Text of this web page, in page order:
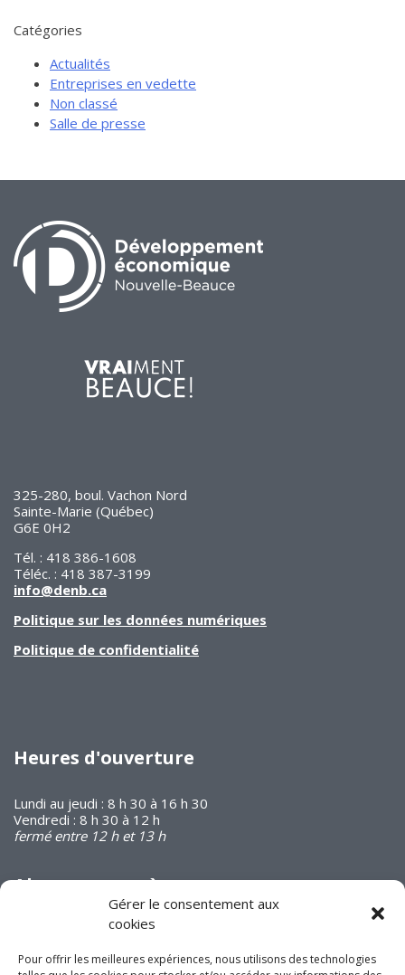
Gérer le consentement aux
cookies
Pour offrir les meilleures expériences, nous utilisons des technologies
Catégories
Actualités
Entreprises en vedette
Non classé
Salle de presse
325-280, boul. Vachon Nord
Sainte-Marie (Québec)
G6E 0H2
Tél. : 418 386-1608
Téléc. : 418 387-3199
info@denb.ca
Politique sur les données numériques
Politique de confidentialité
Heures d'ouverture
Lundi au jeudi : 8 h 30 à 16 h 30
Vendredi : 8 h 30 à 12 h
fermé entre 12 h et 13 h
Abonnez-vous à
notre infolettre